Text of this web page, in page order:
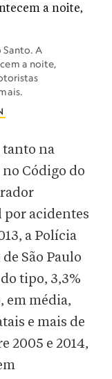
Santo. A
a noite,
tanto na
Código do
por acidentes
a Polícia
São Paulo
tipo, 3,3%
em média,
e mais de
2005 e 2014,